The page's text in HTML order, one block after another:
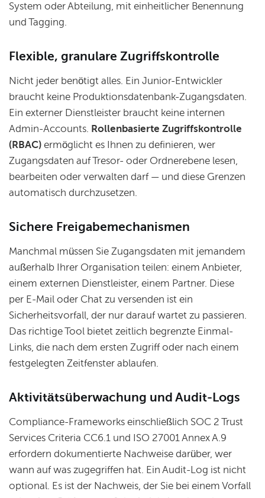
System oder Abteilung, mit einheitlicher Benennung
und Tagging.
Flexible, granulare Zugriffskontrolle
Nicht jeder benötigt alles. Ein Junior-Entwickler
braucht keine Produktionsdatenbank-Zugangsdaten.
Ein externer Dienstleister braucht keine internen
Admin-Accounts. Rollenbasierte Zugriffskontrolle
(RBAC) ermöglicht es Ihnen zu definieren, wer
Zugangsdaten auf Tresor- oder Ordnerebene lesen,
bearbeiten oder verwalten darf — und diese Grenzen
automatisch durchzusetzen.
Sichere Freigabemechanismen
Manchmal müssen Sie Zugangsdaten mit jemandem
außerhalb Ihrer Organisation teilen: einem Anbieter,
einem externen Dienstleister, einem Partner. Diese
per E-Mail oder Chat zu versenden ist ein
Sicherheitsvorfall, der nur darauf wartet zu passieren.
Das richtige Tool bietet zeitlich begrenzte Einmal-
Links, die nach dem ersten Zugriff oder nach einem
festgelegten Zeitfenster ablaufen.
Aktivitätsüberwachung und Audit-Logs
Compliance-Frameworks einschließlich SOC 2 Trust
Services Criteria CC6.1 und ISO 27001 Annex A.9
erfordern dokumentierte Nachweise darüber, wer
wann auf was zugegriffen hat. Ein Audit-Log ist nicht
optional. Es ist der Nachweis, der Sie bei einem Vorfall